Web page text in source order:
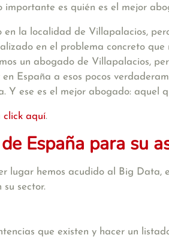
es quién es el mejor
la localidad de Villapalacios,
en el problema concreto que
un abogado de Villapalacios,
España a esos pocos
ese es el mejor abogado: aquel
click aquí.
España para su
lugar hemos acudido al Big
sector.
que existen y hacer un